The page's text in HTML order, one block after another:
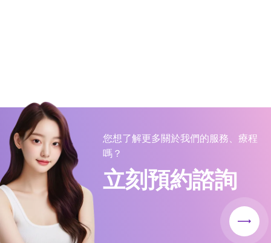
您想了解更多關於我們的服務、療程
嗎？
立刻預約諮詢